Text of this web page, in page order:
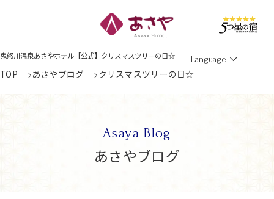
鬼怒川温泉あさやホテル【公式】クリスマスツリーの日☆ Language
TOP あさやブログ クリスマスツリーの日☆
Asaya Blog
あさやブログ